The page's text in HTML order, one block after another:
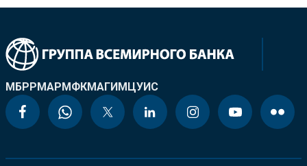
МБРРМАРМФКМАГИМЦУИС